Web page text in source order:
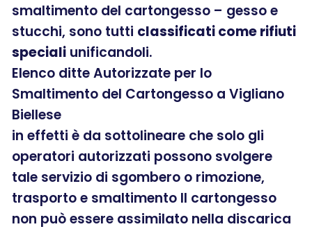
smaltimento del cartongesso – gesso e
stucchi, sono tutti classificati come rifiuti
speciali unificandoli.
Elenco ditte Autorizzate per lo
Smaltimento del Cartongesso a Vigliano
Biellese
in effetti è da sottolineare che solo gli
operatori autorizzati possono svolgere
tale servizio di sgombero o rimozione,
trasporto e smaltimento Il cartongesso
non può essere assimilato nella discarica